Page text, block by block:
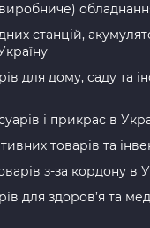
станцій,
для дому, саду та
і прикрас в
товарів та
з-за кордону в
для здоров’я та